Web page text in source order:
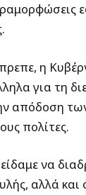
η
για τη
απόδοση
πολίτες.
να
αλλά